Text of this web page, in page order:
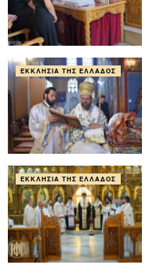
ΕΚΚΛΗΣΊΑ ΤΗΣ ΕΛΛΆΔΟΣ
ΕΚΚΛΗΣΊΑ ΤΗΣ ΕΛΛΆΔΟΣ